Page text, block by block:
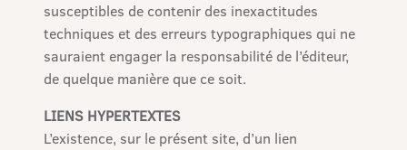
susceptibles de contenir des inexactitudes
techniques et des erreurs typographiques qui ne
sauraient engager la responsabilité de l’éditeur,
de quelque manière que ce soit.
LIENS HYPERTEXTES
L’existence, sur le présent site, d’un lien